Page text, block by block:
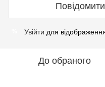
Увійти для
До обраного